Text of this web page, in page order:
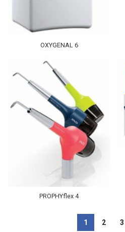
OXYGENAL 6
PROPHYflex 4
1 2 3